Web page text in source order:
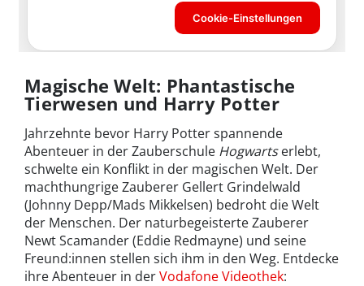
Magische Welt: Phantastische
Tierwesen und Harry Potter
Jahrzehnte bevor Harry Potter spannende
Abenteuer in der Zauberschule Hogwartserlebt,
schwelte ein Konflikt in der magischen Welt. Der
machthungrige Zauberer Gellert Grindelwald
(Johnny Depp/Mads Mikkelsen) bedroht die Welt
der Menschen. Der naturbegeisterte Zauberer
Newt Scamander (Eddie Redmayne) und seine
Freund:innen stellen sich ihm in den Weg. Entdecke
ihre Abenteuer in derVodafone Videothek: